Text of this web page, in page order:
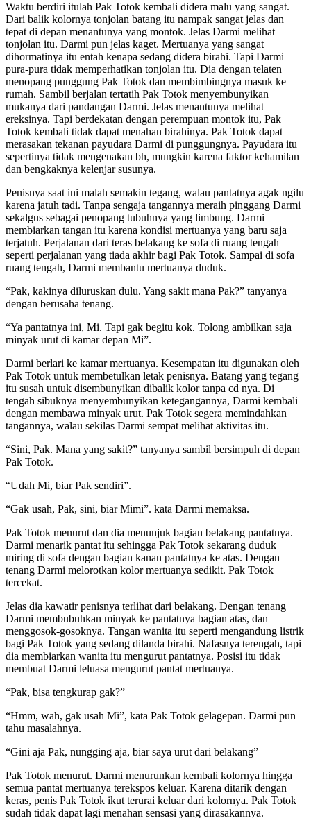
Waktu berdiri itulah Pak Totok kembali didera malu yang sangat.
Dari balik kolornya tonjolan batang itu nampak sangat jelas dan
tepat di depan menantunya yang montok. Jelas Darmi melihat
tonjolan itu. Darmi pun jelas kaget. Mertuanya yang sangat
dihormatinya itu entah kenapa sedang didera birahi. Tapi Darmi
pura-pura tidak memperhatikan tonjolan itu. Dia dengan telaten
menopang punggung Pak Totok dan membimbingnya masuk ke
rumah. Sambil berjalan tertatih Pak Totok menyembunyikan
mukanya dari pandangan Darmi. Jelas menantunya melihat
ereksinya. Tapi berdekatan dengan perempuan montok itu, Pak
Totok kembali tidak dapat menahan birahinya. Pak Totok dapat
merasakan tekanan payudara Darmi di punggungnya. Payudara itu
sepertinya tidak mengenakan bh, mungkin karena faktor kehamilan
dan bengkaknya kelenjar susunya.
Penisnya saat ini malah semakin tegang, walau pantatnya agak ngilu
karena jatuh tadi. Tanpa sengaja tangannya meraih pinggang Darmi
sekalgus sebagai penopang tubuhnya yang limbung. Darmi
membiarkan tangan itu karena kondisi mertuanya yang baru saja
terjatuh. Perjalanan dari teras belakang ke sofa di ruang tengah
seperti perjalanan yang tiada akhir bagi Pak Totok. Sampai di sofa
ruang tengah, Darmi membantu mertuanya duduk.
“Pak, kakinya diluruskan dulu. Yang sakit mana Pak?” tanyanya
dengan berusaha tenang.
“Ya pantatnya ini, Mi. Tapi gak begitu kok. Tolong ambilkan saja
minyak urut di kamar depan Mi”.
Darmi berlari ke kamar mertuanya. Kesempatan itu digunakan oleh
Pak Totok untuk membetulkan letak penisnya. Batang yang tegang
itu susah untuk disembunyikan dibalik kolor tanpa cd nya. Di
tengah sibuknya menyembunyikan ketegangannya, Darmi kembali
dengan membawa minyak urut. Pak Totok segera memindahkan
tangannya, walau sekilas Darmi sempat melihat aktivitas itu.
“Sini, Pak. Mana yang sakit?” tanyanya sambil bersimpuh di depan
Pak Totok.
“Udah Mi, biar Pak sendiri”.
“Gak usah, Pak, sini, biar Mimi”. kata Darmi memaksa.
Pak Totok menurut dan dia menunjuk bagian belakang pantatnya.
Darmi menarik pantat itu sehingga Pak Totok sekarang duduk
miring di sofa dengan bagian kanan pantatnya ke atas. Dengan
tenang Darmi melorotkan kolor mertuanya sedikit. Pak Totok
tercekat.
Jelas dia kawatir penisnya terlihat dari belakang. Dengan tenang
Darmi membubuhkan minyak ke pantatnya bagian atas, dan
menggosok-gosoknya. Tangan wanita itu seperti mengandung listrik
bagi Pak Totok yang sedang dilanda birahi. Nafasnya terengah, tapi
dia membiarkan wanita itu mengurut pantatnya. Posisi itu tidak
membuat Darmi leluasa mengurut pantat mertuanya.
“Pak, bisa tengkurap gak?”
“Hmm, wah, gak usah Mi”, kata Pak Totok gelagepan. Darmi pun
tahu masalahnya.
“Gini aja Pak, nungging aja, biar saya urut dari belakang”
Pak Totok menurut. Darmi menurunkan kembali kolornya hingga
semua pantat mertuanya terekspos keluar. Karena ditarik dengan
keras, penis Pak Totok ikut terurai keluar dari kolornya. Pak Totok
sudah tidak dapat lagi menahan sensasi yang dirasakannya.